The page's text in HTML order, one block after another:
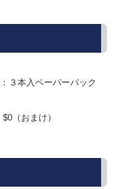
３本入ペーパーパック
（おまけ）